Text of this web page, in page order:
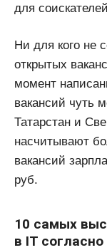
для
Ни для кого не
открытых
момент
вакансий чуть
Татарстан и
насчитывают
вакансий
руб.
10 самых
в IT